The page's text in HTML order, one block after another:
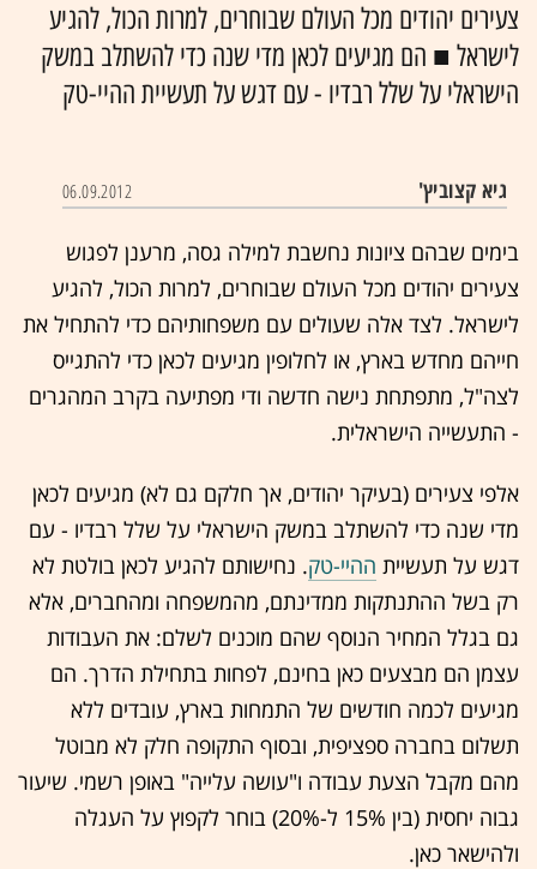
צעירים יהודים מכל העולם שבוחרים, למרות הכול, להגיע
לישראל ■ הם מגיעים לכאן מדי שנה כדי להשתלב במשק
הישראלי על שלל רבדיו - עם דגש על תעשיית ההיי-טק
גיא קצוביץ' 06.09.2012
בימים שבהם ציונות נחשבת למילה גסה, מרענן לפגוש
צעירים יהודים מכל העולם שבוחרים, למרות הכול, להגיע
לישראל. לצד אלה שעולים עם משפחותיהם כדי להתחיל את
חייהם מחדש בארץ, או לחלופין מגיעים לכאן כדי להתגייס
לצה"ל, מתפתחת נישה חדשה ודי מפתיעה בקרב המהגרים
- התעשייה הישראלית.
אלפי צעירים (בעיקר יהודים, אך חלקם גם לא) מגיעים לכאן
מדי שנה כדי להשתלב במשק הישראלי על שלל רבדיו - עם
דגש על תעשיית ההיי-טק. נחישותם להגיע לכאן בולטת לא
רק בשל ההתנתקות ממדינתם, מהמשפחה ומהחברים, אלא
גם בגלל המחיר הנוסף שהם מוכנים לשלם: את העבודות
עצמן הם מבצעים כאן בחינם, לפחות בתחילת הדרך. הם
מגיעים לכמה חודשים של התמחות בארץ, עובדים ללא
תשלום בחברה ספציפית, ובסוף התקופה חלק לא מבוטל
מהם מקבל הצעת עבודה ו"עושה עלייה" באופן רשמי. שיעור
גבוה יחסית (בין 15% ל-20%) בוחר לקפוץ על העגלה
ולהישאר כאן.